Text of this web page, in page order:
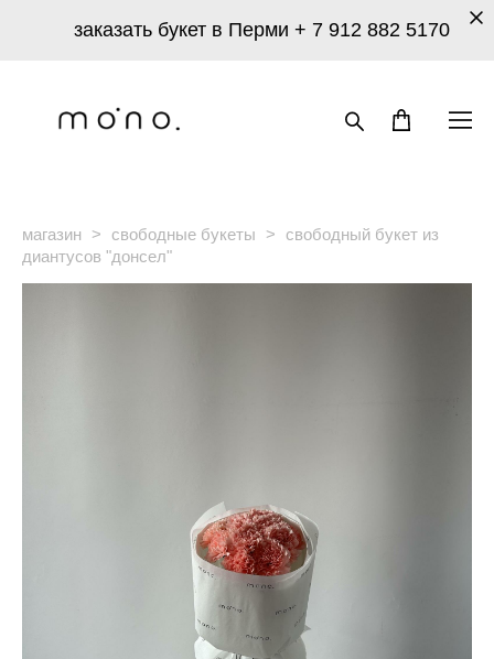
заказать букет в Перми + 7 912 882 5170
магазин > свободные букеты >
свободный букет из
диантусов "донсел"